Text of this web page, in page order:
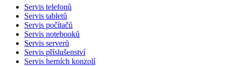
Servis telefonů
Servis tabletů
Servis počítačů
Servis notebooků
Servis serverů
Servis příslušenství
Servis herních konzolí